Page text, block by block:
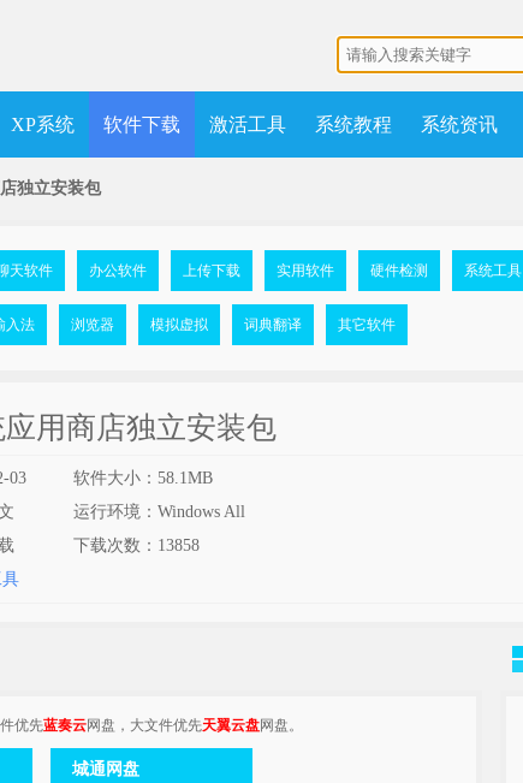
XP系统 软件下载 激活工具 系统教程 系统资讯
独立安装包
天软件 办公软件 上传下载 实用软件 硬件检测 系统工具
入法 浏览器 模拟虚拟 词典翻译 其它软件
用商店独立安装包
03
软件大小：58.1MB
运行环境：Windows All
下载次数： 13858
优先蓝奏云网盘，大文件优先天翼云盘网盘。
城通网盘